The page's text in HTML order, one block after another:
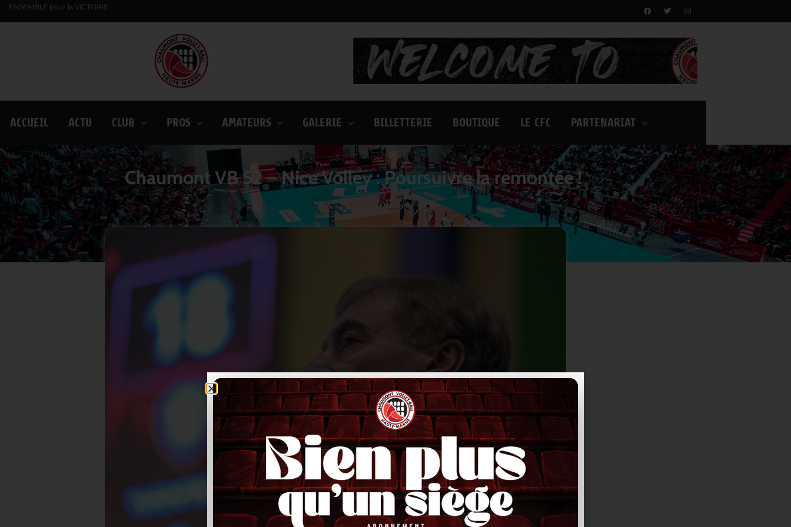
ENSEMBLE pour la VICTOIRE !
ACCUEIL ACTU CLUB PROS AMATEURS GALERIE BILLETTERIE BOUTIQUE LE CFC PARTENARIAT
Chaumont VB 52 – Nice Volley : Poursuivre la remontée !